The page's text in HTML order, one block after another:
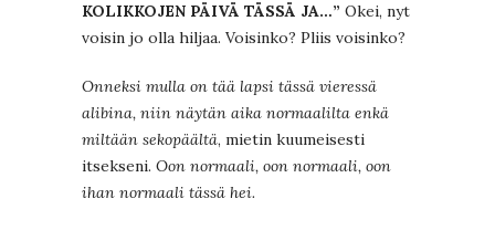
KOLIKKOJEN PÄIVÄ TÄSSÄ JA…” Okei, nyt
voisin jo olla hiljaa. Voisinko? Pliis voisinko?
Onneksi mulla on tää lapsi tässä vieressä
alibina, niin näytän aika normaalilta enkä
miltään sekopäältä, mietin kuumeisesti
itsekseni. Oon normaali, oon normaali, oon
ihan normaali tässä hei.